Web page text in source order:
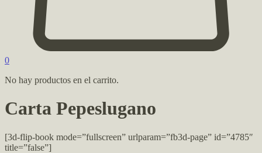
0
No hay productos en el carrito.
Carta Pepeslugano
[3d-flip-book mode=”fullscreen” urlparam=”fb3d-page” id=”4785″
title=”false”]